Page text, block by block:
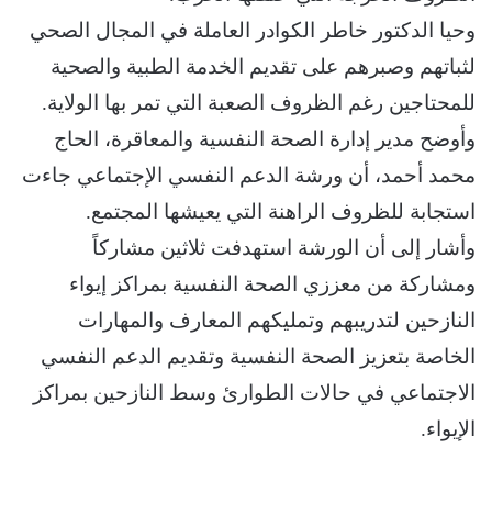
وحيا الدكتور خاطر الكوادر العاملة في المجال الصحي
لثباتهم وصبرهم على تقديم الخدمة الطبية والصحية
للمحتاجين رغم الظروف الصعبة التي تمر بها الولاية.
وأوضح مدير إدارة الصحة النفسية والمعاقرة، الحاج
محمد أحمد، أن ورشة الدعم النفسي الإجتماعي جاءت
استجابة للظروف الراهنة التي يعيشها المجتمع.
وأشار إلى أن الورشة استهدفت ثلاثين مشاركاً
ومشاركة من معززي الصحة النفسية بمراكز إيواء
النازحين لتدريبهم وتمليكهم المعارف والمهارات
الخاصة بتعزيز الصحة النفسية وتقديم الدعم النفسي
الاجتماعي في حالات الطوارئ وسط النازحين بمراكز
الإيواء.